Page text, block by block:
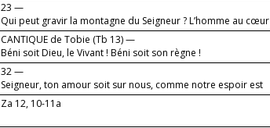
23 —
Qui peut gravir la montagne du Seigneur ? L’homme au cœur
pur, aux mains innocentes.
CANTIQUE de Tobie (Tb 13) —
Béni soit Dieu, le Vivant ! Béni soit son règne !
32 —
Seigneur, ton amour soit sur nous, comme notre espoir est
en toi.
Za 12, 10-11a